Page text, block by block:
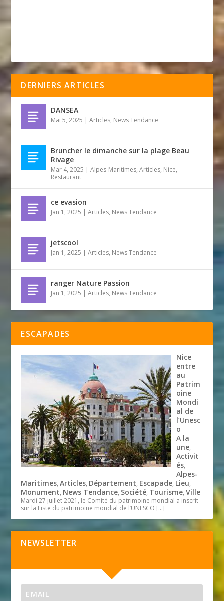
DERNIERS ARTICLES
DANSEA
Mai 5, 2025 |Articles, News Tendance
Bruncher le dimanche sur la plage Beau
Rivage
Mar 4, 2025 |Alpes-Maritimes,Articles, Nice,
Restaurant
ce evasion
Jan 1, 2025 |Articles, News Tendance
jetscool
Jan 1, 2025 |Articles, News Tendance
ranger Nature Passion
Jan 1, 2025 |Articles, News Tendance
ESCAPADES
Nice
entre
au
Patrim
oine
Mondi
al de
l’Unesc
o
A la
une,
Activit
és,
Alpes-
Maritimes,Articles, Département, Escapade, Lieu,
Monument, News Tendance, Société, Tourisme,Ville
Mardi 27 juillet 2021, le Comité du patrimoine mondial a inscrit
sur la Liste du patrimoine mondial de l’UNESCO […]
NEWSLETTER